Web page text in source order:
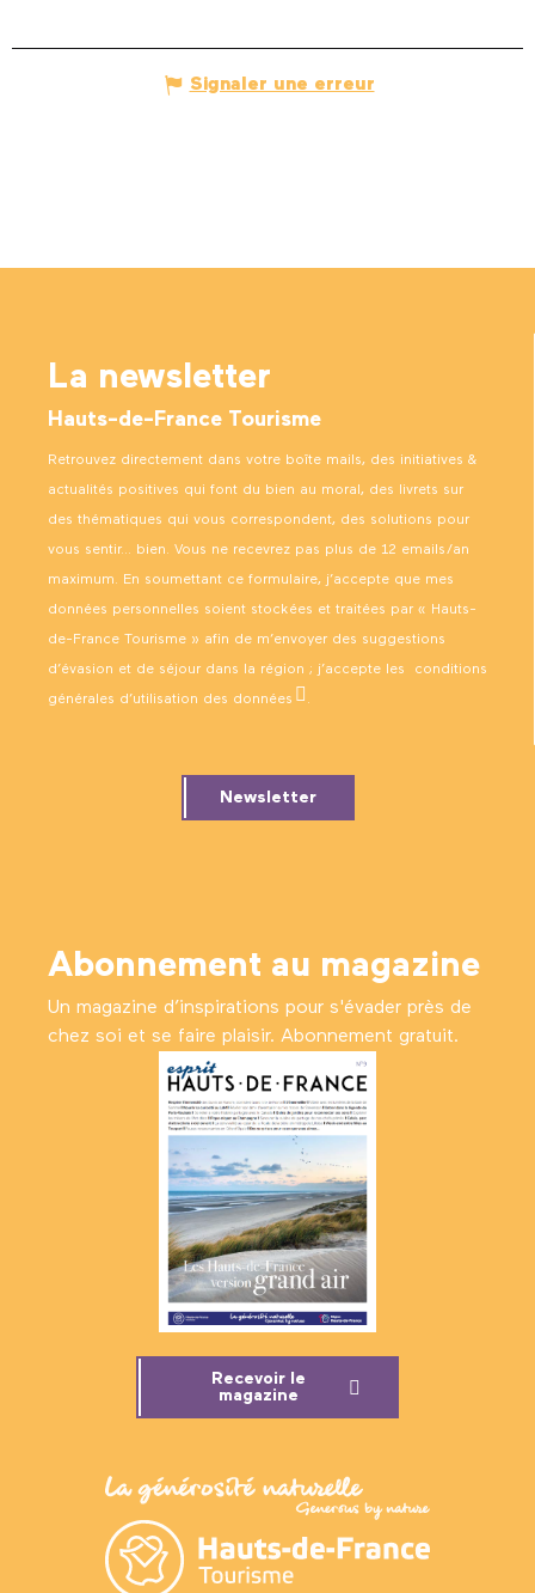
Signaler une erreur
La newsletter
Hauts-de-France Tourisme
Retrouvez directement dans votre boîte mails, des initiatives &
actualités positives qui font du bien au moral, des livrets sur
des thématiques qui vous correspondent, des solutions pour
vous sentir… bien. Vous ne recevrez pas plus de 12 emails/an
maximum. En soumettant ce formulaire, j’accepte que mes
données personnelles soient stockées et traitées par « Hauts-
de-France Tourisme » afin de m’envoyer des suggestions
d’évasion et de séjour dans la région ; j’accepte les conditions
générales d’utilisation des données .
Newsletter
Abonnement au magazine
Un magazine d’inspirations pour s'évader près de
chez soi et se faire plaisir. Abonnement gratuit.
Recevoir le
magazine